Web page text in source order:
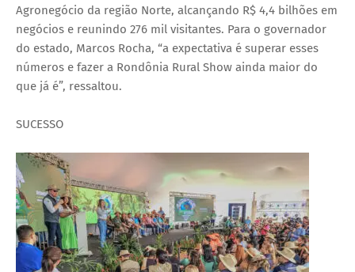
Agronegócio da região Norte, alcançando R$ 4,4 bilhões em
negócios e reunindo 276 mil visitantes. Para o governador
do estado, Marcos Rocha, “a expectativa é superar esses
números e fazer a Rondônia Rural Show ainda maior do
que já é”, ressaltou.
SUCESSO